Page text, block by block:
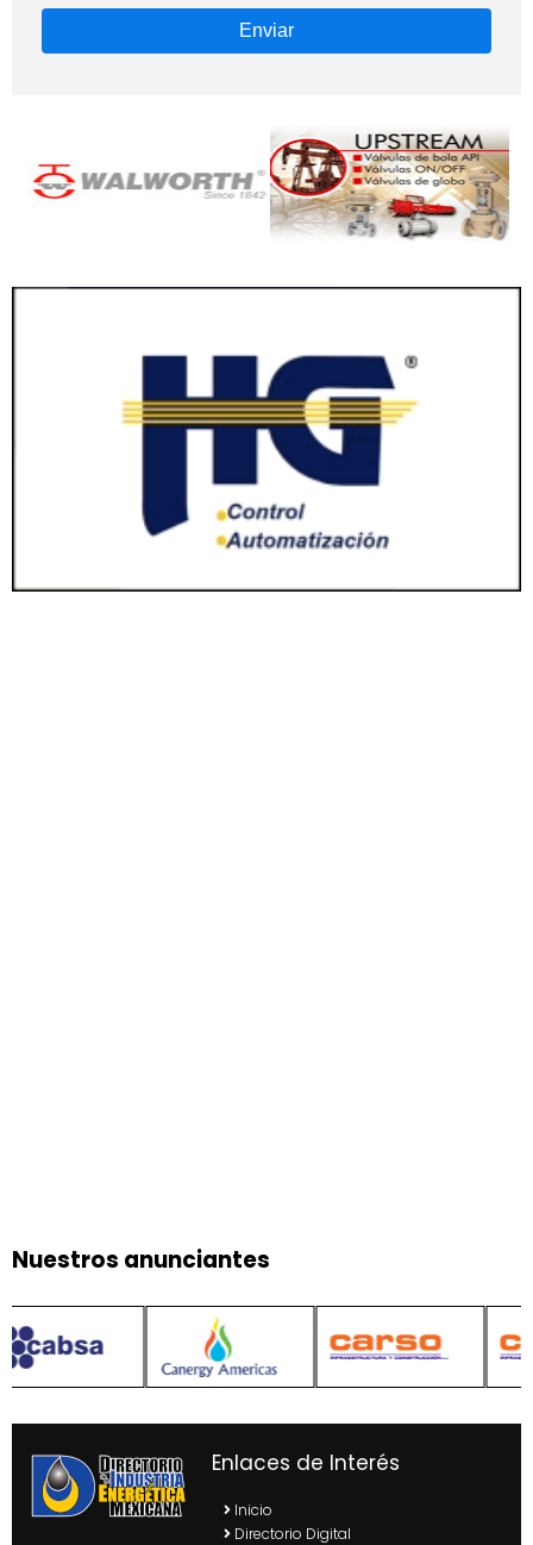
Enviar
Nuestros anunciantes
Enlaces de Interés
Inicio
Directorio Digital